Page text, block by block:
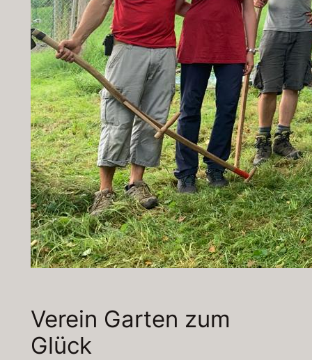
Verein Garten zum
Glück